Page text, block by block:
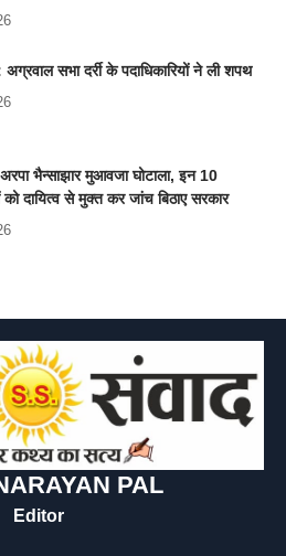
सभा दर्री के पदाधिकारियों ने ली शपथ
भैन्साझार मुआवजा घोटाला, इन 10
को दायित्व से मुक्त कर जांच बिठाए सरकार
PAL
Editor